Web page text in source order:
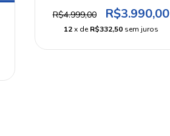
R$4.999,00 R$3.990,00
12 x deR$332,50 sem juros